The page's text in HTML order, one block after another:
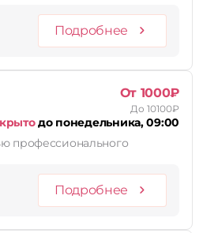
Подробнее
От 1000₽
До 10100₽
до понедельника, 09:00
профессионального
Подробнее